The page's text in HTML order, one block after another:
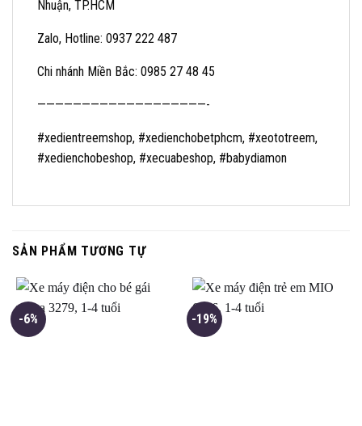
Nhuận, TP.HCM
Zalo, Hotline: 0937 222 487
Chi nhánh Miền Bắc: 0985 27 48 45
———————————————————-
#xedientreemshop, #xedienchobetphcm, #xeototreem,
#xedienchobeshop, #xecuabeshop, #babydiamon
SẢN PHẨM TƯƠNG TỰ
-6% -19%